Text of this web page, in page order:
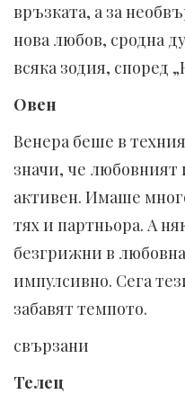
връзката, а за
нова любов, сродна
всяка зодия, според
Овен
Венера беше в
значи, че
активен. Имаше
тях и партньора. А
безгрижни в
импулсивно. Сега
забавят темпото.
свързани
Телец